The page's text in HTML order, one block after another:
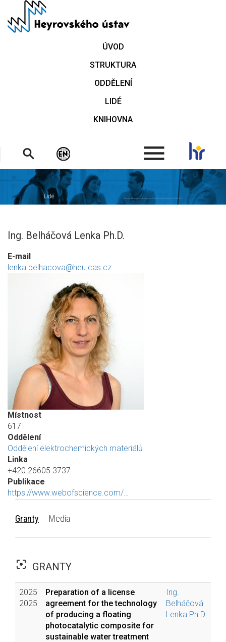
hlavnímu
ÚVOD
STRUKTURA
ODDĚLENÍ
LIDÉ
KNIHOVNA
.
Ing. Belháčová Lenka Ph.D.
E-mail
lenka.belhacova@heu.cas.cz
Místnost
617
Oddělení
Oddělení elektrochemických materiálů
Linka
+420 26605 3737
Publikace
https://www.webofscience.com/…
Granty Media
filter_center_focus GRANTY
2025
2025
Preparation of a license
agreement for the technology
of producing a floating
photocatalytic composite for
sustainable water treatment
Ing.
Belháčová
Lenka Ph.D.